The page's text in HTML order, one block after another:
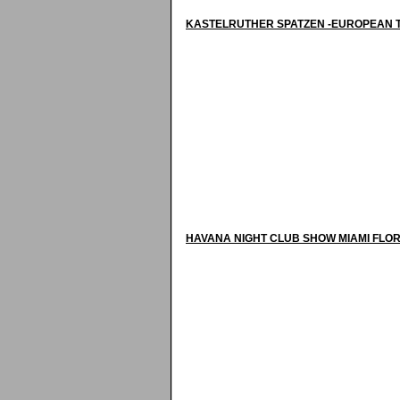
KASTELRUTHER SPATZEN -EUROPEAN
HAVANA NIGHT CLUB SHOW MIAMI